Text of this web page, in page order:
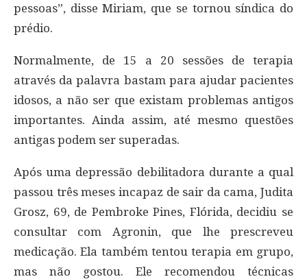
pessoas”, disse Miriam, que se tornou síndica do
prédio.
Normalmente, de 15 a 20 sessões de terapia
através da palavra bastam para ajudar pacientes
idosos, a não ser que existam problemas antigos
importantes. Ainda assim, até mesmo questões
antigas podem ser superadas.
Após uma depressão debilitadora durante a qual
passou três meses incapaz de sair da cama, Judita
Grosz, 69, de Pembroke Pines, Flórida, decidiu se
consultar com Agronin, que lhe prescreveu
medicação. Ela também tentou terapia em grupo,
mas não gostou. Ele recomendou técnicas